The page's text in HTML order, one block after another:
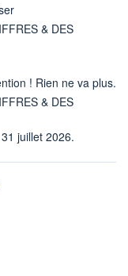
& DES
! Rien ne va plus.
& DES
juillet 2026.